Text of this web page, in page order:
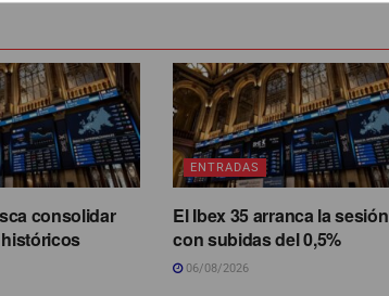
consolidar
ENTRADAS
El Ibex 35 arranca la sesión
con subidas del 0,5%
06/08/2026